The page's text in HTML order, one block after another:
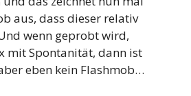
aus, dass dieser relativ
wenn geprobt wird,
mit Spontanität, dann ist
eben kein Flashmob…